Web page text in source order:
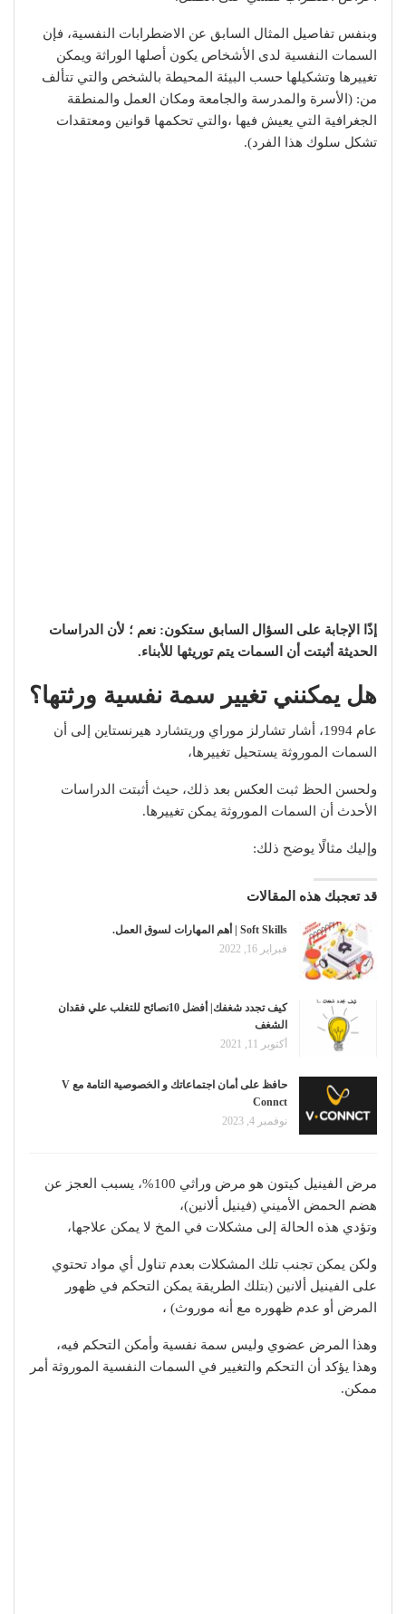
وبنفس تفاصيل المثال السابق عن الاضطرابات النفسية، فإن
السمات النفسية لدى الأشخاص يكون أصلها الوراثة ويمكن
تغييرها وتشكيلها حسب البيئة المحيطة بالشخص والتي تتألف
من: (الأسرة والمدرسة والجامعة ومكان العمل والمنطقة
الجغرافية التي يعيش فيها ،والتي تحكمها قوانين ومعتقدات
تشكل سلوك هذا الفرد).
إذًا الإجابة على السؤال السابق ستكون: نعم ؛ لأن الدراسات
الحديثة أثبتت أن السمات يتم توريثها للأبناء.
هل يمكنني تغيير سمة نفسية ورثتها؟
عام 1994، أشار تشارلز موراي وريتشارد هيرنستاين إلى أن
السمات الموروثة يستحيل تغييرها،
ولحسن الحظ ثبت العكس بعد ذلك، حيث أثبتت الدراسات
الأحدث أن السمات الموروثة يمكن تغييرها.
وإليك مثالًا يوضح ذلك:
قد تعجبك هذه المقالات
Soft Skills | أهم المهارات لسوق العمل.
فبراير 16, 2022
كيف تجدد شغفك| أفضل 10نصائح للتغلب علي فقدان
الشغف
أكتوبر 11, 2021
حافظ على أمان اجتماعاتك و الخصوصية التامة مع V
Connct
نوفمبر 4, 2023
مرض الفينيل كيتون هو مرض وراثي 100%، يسبب العجز عن
هضم الحمض الأميني (فينيل ألانين)،
وتؤدي هذه الحالة إلى مشكلات في المخ لا يمكن علاجها،
ولكن يمكن تجنب تلك المشكلات بعدم تناول أي مواد تحتوي
على الفينيل ألانين (بتلك الطريقة يمكن التحكم في ظهور
المرض أو عدم ظهوره مع أنه موروث) ،
وهذا المرض عضوي وليس سمة نفسية وأمكن التحكم فيه،
وهذا يؤكد أن التحكم والتغيير في السمات النفسية الموروثة أمر
ممكن.